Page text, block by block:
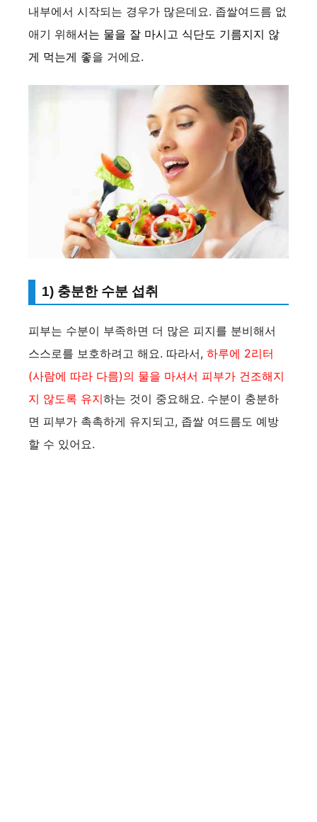
내부에서 시작되는 경우가 많은데요. 좁쌀여드름 없
애기 위해서는 물을 잘 마시고 식단도 기름지지 않
게 먹는게 좋을 거에요.
1) 충분한 수분 섭취
피부는 수분이 부족하면 더 많은 피지를 분비해서
스스로를 보호하려고 해요. 따라서, 하루에 2리터
(사람에 따라 다름)의 물을 마셔서 피부가 건조해지
지 않도록 유지하는 것이 중요해요. 수분이 충분하
면 피부가 촉촉하게 유지되고, 좁쌀 여드름도 예방
할 수 있어요.